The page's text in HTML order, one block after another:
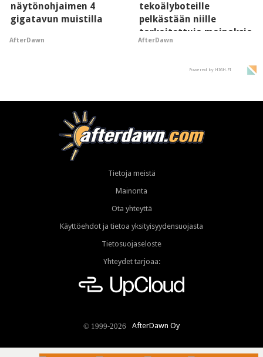
näytönohjaimen 4
gigatavun muistilla
AfterDawn
tekoälyboteille
pelkästään niille
tarkoitettuja mainoksia
- vaikuttaa tekoälyn
AfterDawn
Powered by HIGH.FI
Tietoja meistä
Mainonta
Ota yhteyttä
Käyttöehdot ja tietoa yksityisyydensuojasta
Tietosuojaseloste
Yhteydet tarjoaa:
© 1999-2026 AfterDawn Oy